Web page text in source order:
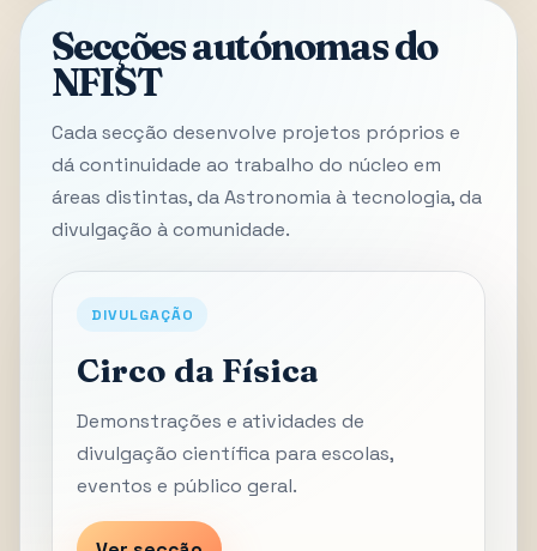
Secções autónomas do
NFIST
Cada secção desenvolve projetos próprios e
dá continuidade ao trabalho do núcleo em
áreas distintas, da Astronomia à tecnologia, da
divulgação à comunidade.
DIVULGAÇÃO
Circo da Física
Demonstrações e atividades de
divulgação científica para escolas,
eventos e público geral.